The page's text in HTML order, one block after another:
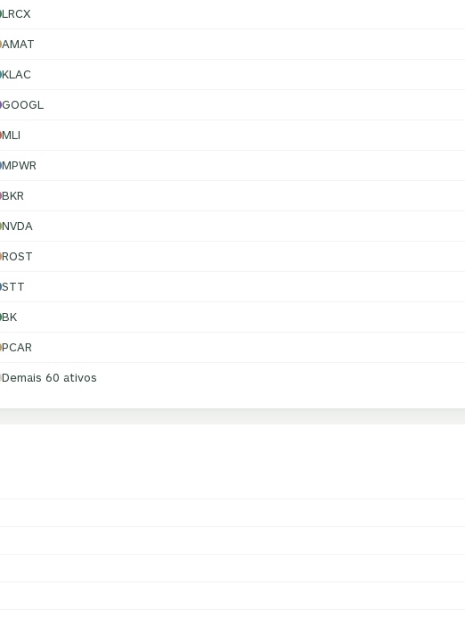
LRCX
AMAT
KLAC
GOOGL
MLI
MPWR
BKR
NVDA
ROST
STT
BK
PCAR
Demais 60 ativos